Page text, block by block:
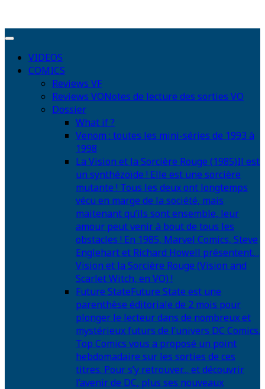
VIDEOS
COMICS
Reviews VF
Reviews VONotes de lecture des sorties VO
Dossier
What if ?
Venom : toutes les mini-séries de 1993 à
1998
La Vision et la Sorcière Rouge (1985)Il est
un synthézoïde ! Elle est une sorcière
mutante ! Tous les deux ont longtemps
vécu en marge de la société, mais
maitenant qu’ils sont ensemble, leur
amour peut venir à bout de tous les
obstacles ! En 1985, Marvel Comics, Steve
Englehart et Richard Howell présentent…
Vision et la Sorcière Rouge (Vision and
Scarlet Witch, en VO) !
Future StateFuture State est une
parenthèse éditoriale de 2 mois pour
plonger le lecteur dans de nombreux et
mystérieux futurs de l’univers DC Comics.
Top Comics vous a proposé un point
hebdomadaire sur les sorties de ces
titres. Pour s’y retrouver… et découvrir
l’avenir de DC, plus ses nouveaux